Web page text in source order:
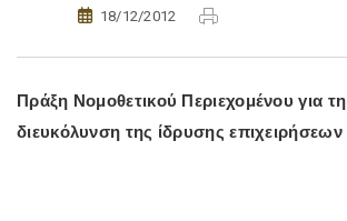
18/12/2012
Πράξη Νομοθετικού Περιεχομένου για τη
διευκόλυνση της ίδρυσης επιχειρήσεων